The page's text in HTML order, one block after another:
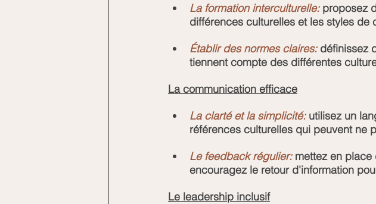
La formation interculturelle: proposez
différences culturelles et les styles de
Établir des normes claires: définissez
tiennent compte des différentes
La communication efficace
La clarté et la simplicité: utilisez un
références culturelles qui peuvent ne
Le feedback régulier: mettez en place
encouragez le retour d'information
Le leadership inclusif